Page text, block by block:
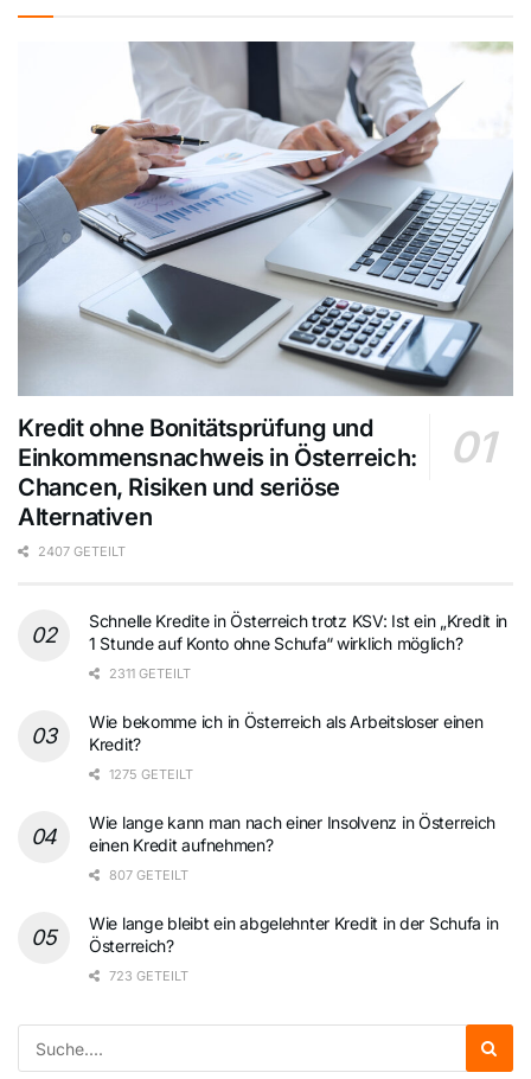
Kredit ohne Bonitätsprüfung und
Einkommensnachweis in Österreich:
Chancen, Risiken und seriöse
Alternativen
2407 GETEILT
Schnelle Kredite in Österreich trotz KSV: Ist ein „Kredit in
1 Stunde auf Konto ohne Schufa“ wirklich möglich?
2311 GETEILT
Wie bekomme ich in Österreich als Arbeitsloser einen
Kredit?
1275 GETEILT
Wie lange kann man nach einer Insolvenz in Österreich
einen Kredit aufnehmen?
807 GETEILT
Wie lange bleibt ein abgelehnter Kredit in der Schufa in
Österreich?
723 GETEILT